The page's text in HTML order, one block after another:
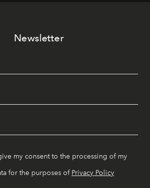
Newsletter
my consent to the processing of my
for the purposes of Privacy Policy